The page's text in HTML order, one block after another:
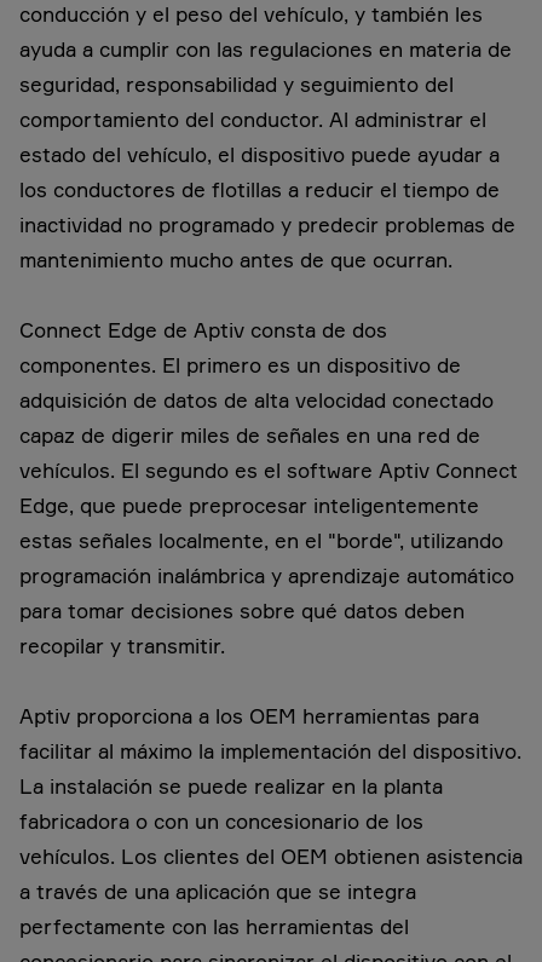
conducción y el peso del vehículo, y también les
ayuda a cumplir con las regulaciones en materia de
seguridad, responsabilidad y seguimiento del
comportamiento del conductor. Al administrar el
estado del vehículo, el dispositivo puede ayudar a
los conductores de flotillas a reducir el tiempo de
inactividad no programado y predecir problemas de
mantenimiento mucho antes de que ocurran.
Connect Edge de Aptiv consta de dos
componentes. El primero es un dispositivo de
adquisición de datos de alta velocidad conectado
capaz de digerir miles de señales en una red de
vehículos. El segundo es el software Aptiv Connect
Edge, que puede preprocesar inteligentemente
estas señales localmente, en el "borde", utilizando
programación inalámbrica y aprendizaje automático
para tomar decisiones sobre qué datos deben
recopilar y transmitir.
Aptiv proporciona a los OEM herramientas para
facilitar al máximo la implementación del dispositivo.
La instalación se puede realizar en la planta
fabricadora o con un concesionario de los
vehículos. Los clientes del OEM obtienen asistencia
a través de una aplicación que se integra
perfectamente con las herramientas del